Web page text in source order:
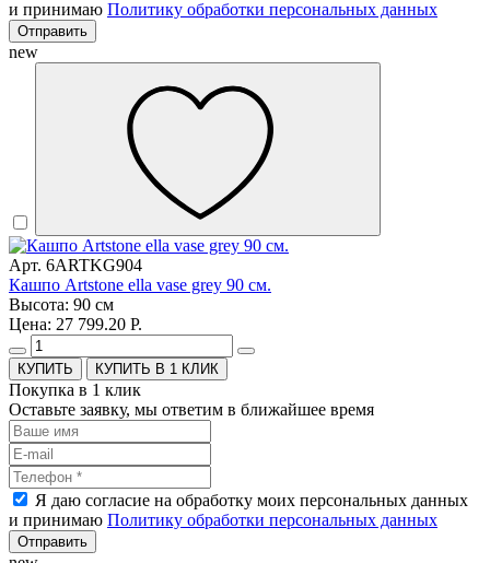
и принимаю Политику обработки персональных данных
Отправить
new
Арт. 6ARTKG904
Кашпо Artstone ella vase grey 90 см.
Высота: 90 см
Цена: 27 799.20 Р.
КУПИТЬ В 1 КЛИК
Покупка в 1 клик
Оставьте заявку, мы ответим в ближайшее время
Я даю согласие на обработку моих персональных данных
и принимаю Политику обработки персональных данных
Отправить